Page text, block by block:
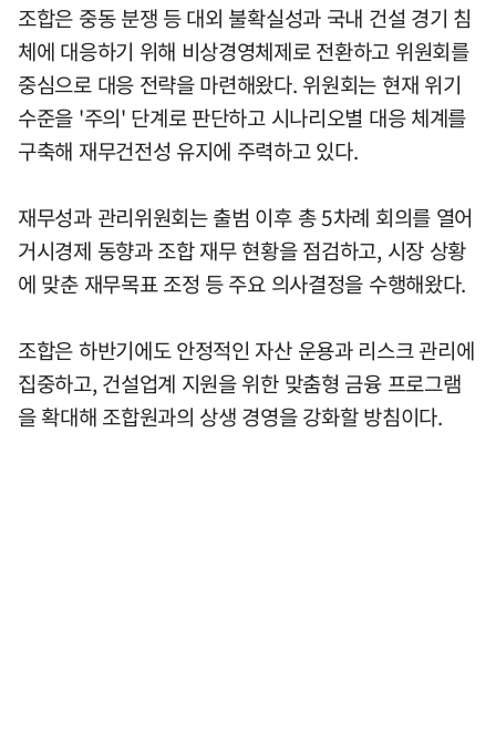
조합은 중동 분쟁 등 대외 불확실성과 국내 건설 경기 침
체에 대응하기 위해 비상경영체제로 전환하고 위원회를
중심으로 대응 전략을 마련해왔다. 위원회는 현재 위기
수준을 '주의' 단계로 판단하고 시나리오별 대응 체계를
구축해 재무건전성 유지에 주력하고 있다.
재무성과 관리위원회는 출범 이후 총 5차례 회의를 열어
거시경제 동향과 조합 재무 현황을 점검하고, 시장 상황
에 맞춘 재무목표 조정 등 주요 의사결정을 수행해왔다.
조합은 하반기에도 안정적인 자산 운용과 리스크 관리에
집중하고, 건설업계 지원을 위한 맞춤형 금융 프로그램
을 확대해 조합원과의 상생 경영을 강화할 방침이다.